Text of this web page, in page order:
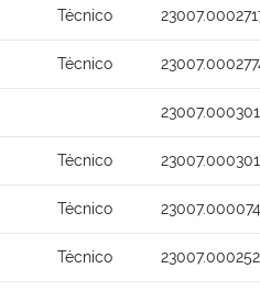
Técnico
Técnico
Técnico
Técnico
Técnico